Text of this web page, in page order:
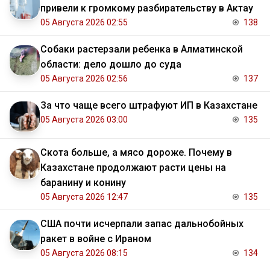
привели к громкому разбирательству в Актау
05 Августа 2026 02:55 138
Собаки растерзали ребенка в Алматинской
области: дело дошло до суда
05 Августа 2026 02:56 137
За что чаще всего штрафуют ИП в Казахстане
05 Августа 2026 03:00 135
Скота больше, а мясо дороже. Почему в
Казахстане продолжают расти цены на
баранину и конину
05 Августа 2026 12:47 135
США почти исчерпали запас дальнобойных
ракет в войне с Ираном
05 Августа 2026 08:15 134